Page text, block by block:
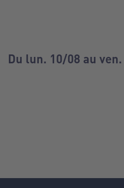
Du lun. 10/08 au